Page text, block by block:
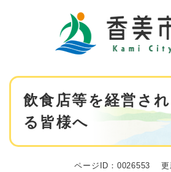
本
飲食店等を経営さ
る皆様へ
ページID：0026553